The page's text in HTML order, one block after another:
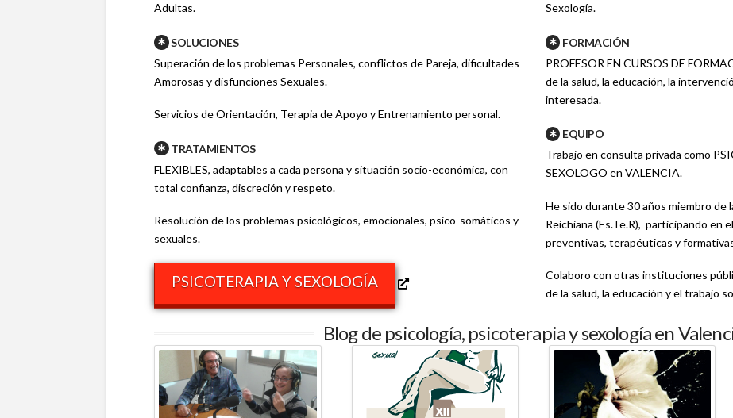
Adultas.
SOLUCIONES
Superación de los problemas Personales, conflictos de Pareja, dificultades
Amorosas y disfunciones Sexuales.
Servicios de Orientación, Terapia de Apoyo y Entrenamiento personal.
TRATAMIENTOS
FLEXIBLES, adaptables a cada persona y situación socio-económica, con
total confianza, discreción y respeto.
Resolución de los problemas psicológicos, emocionales, psico-somáticos y
sexuales.
PSICOTERAPIA Y SEXOLOGÍA
Sexología.
FORMACIÓN
PROFESOR EN CURSOS DE
de la salud, la educación, la
interesada.
EQUIPO
Trabajo en consulta privada como
SEXOLOGO en VALENCIA.
He sido durante 30 años miembro de
Reichiana (Es.Te.R), participando en
preventivas, terapéuticas y
Colaboro con otras instituciones
de la salud, la educación y el trabajo
Blog de psicología, psicoterapia y sexología en